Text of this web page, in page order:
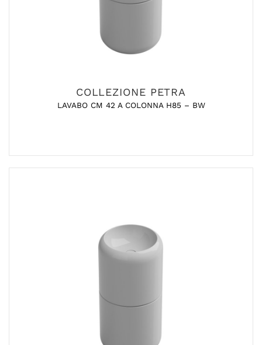
COLLEZIONE PETRA
LAVABO CM 42 A COLONNA H85 – BW